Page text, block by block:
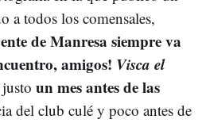
a todos los comensales,
de Manresa siempre va
amigos! Visca el
un mes antes de las
del club culé y poco antes de